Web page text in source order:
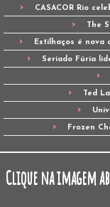
CASACOR Rio
The
Estilhaços é nova
Seriado Fúria
Ted
Frozen
Clique na imagem